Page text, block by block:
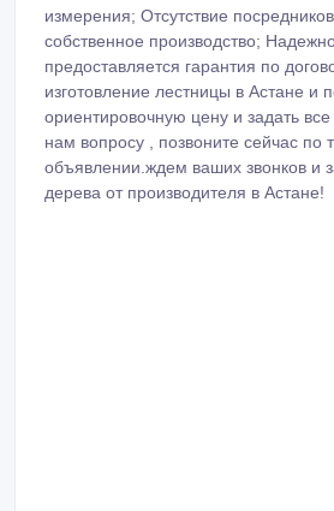
измерения; Отсутствие
собственное производство;
предоставляется гарантия по
изготовление лестницы в Астане и
ориентировочную цену и задать
нам вопросу , позвоните сейчас по
объявлении.ждем ваших звонков и
дерева от производителя в Астане!